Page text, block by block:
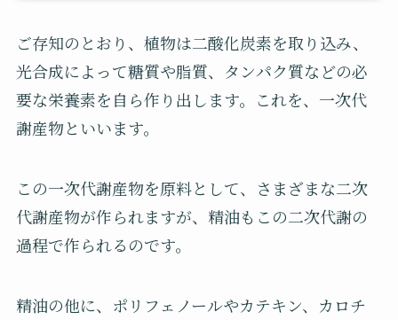
ご存知のとおり、植物は二酸化炭素を取り込み、
光合成によって糖質や脂質、タンパク質などの必
要な栄養素を自ら作り出します。これを、一次代
謝産物といいます。
この一次代謝産物を原料として、さまざまな二次
代謝産物が作られますが、精油もこの二次代謝の
過程で作られるのです。
精油の他に、ポリフェノールやカテキン、カロチ